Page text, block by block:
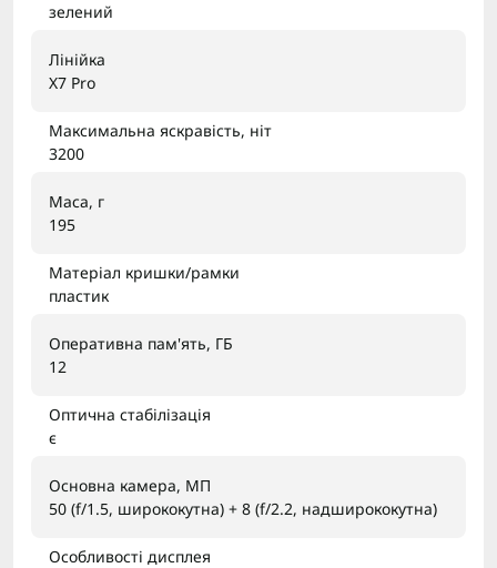
зелений
Лінійка
X7 Pro
Максимальна яскравість, ніт
3200
Маса, г
195
Матеріал кришки/рамки
пластик
Оперативна пам'ять, ГБ
12
Оптична стабілізація
є
Основна камера, МП
50 (f/1.5, ширококутна) + 8 (f/2.2, надширококутна)
Особливості дисплея